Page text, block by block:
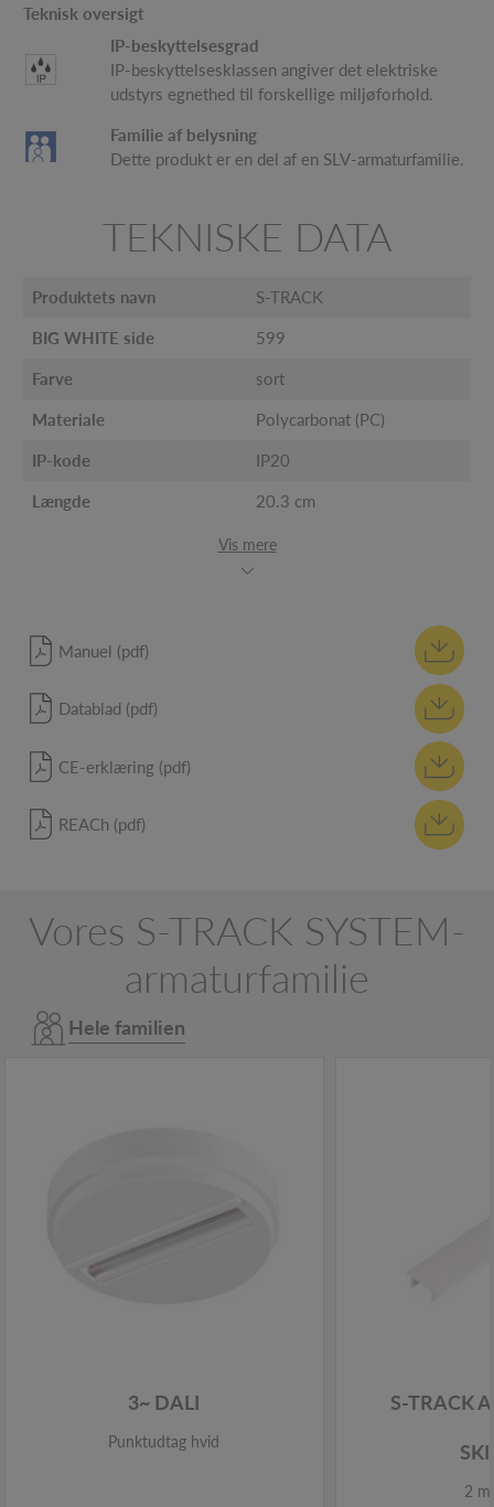
Teknisk oversigt
IP-beskyttelsesgrad
IP-beskyttelsesklassen angiver det elektriske
udstyrs egnethed til forskellige miljøforhold.
Familie af belysning
Dette produkt er en del af en SLV-armaturfamilie.
TEKNISKE DATA
Produktets navn S-TRACK
BIG WHITE side 599
Farve sort
Materiale Polycarbonat (PC)
IP-kode IP20
Længde 20.3 cm
Vis mere
Manuel (pdf)
Datablad (pdf)
CE-erklæring (pdf)
REACh (pdf)
Vores S-TRACK SYSTEM-
armaturfamilie
Hele familien
3~ DALI
Punktudtag hvid
S-TRACK
2